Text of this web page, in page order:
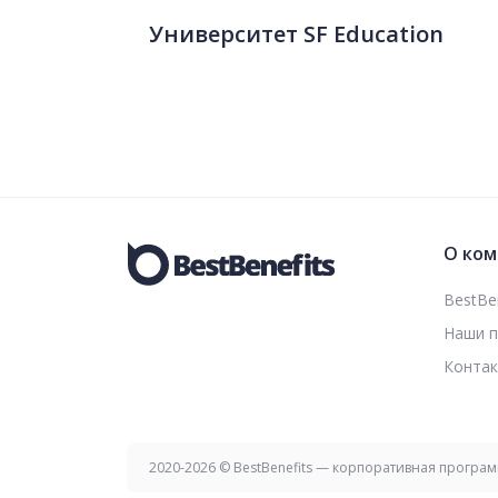
Университет SF Education
О
Наши
2020-2026 © BestBenefits — корпоративная